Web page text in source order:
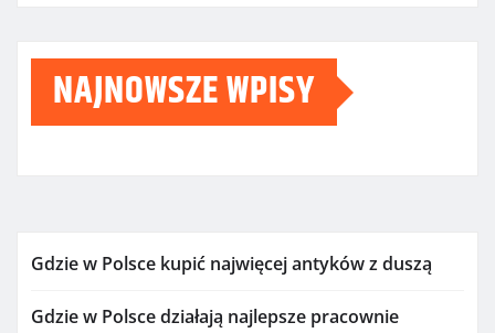
NAJNOWSZE WPISY
Gdzie w Polsce kupić najwięcej antyków z duszą
Gdzie w Polsce działają najlepsze pracownie